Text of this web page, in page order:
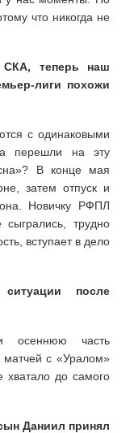
что никогда не
СКА, теперь наш
лиги похожи
с одинаковыми
перешли на эту
В конце мая
затем отпуск и
Новичку РФПЛ
трудно
вступает в дело
после
осеннюю часть
матчей с «Уралом»
хватало до самого
Даниил принял